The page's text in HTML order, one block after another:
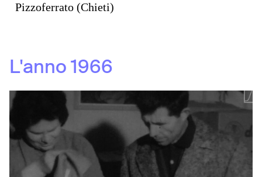
Pizzoferrato (Chieti)
L'anno1966